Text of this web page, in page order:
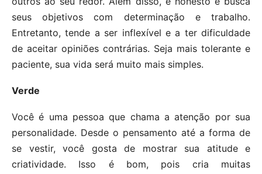
seus objetivos com determinação e trabalho.
Entretanto, tende a ser inflexível e a ter dificuldade
de aceitar opiniões contrárias. Seja mais tolerante e
paciente, sua vida será muito mais simples.
Verde
Você é uma pessoa que chama a atenção por sua
personalidade. Desde o pensamento até a forma de
se vestir, você gosta de mostrar sua atitude e
criatividade. Isso é bom, pois cria muitas